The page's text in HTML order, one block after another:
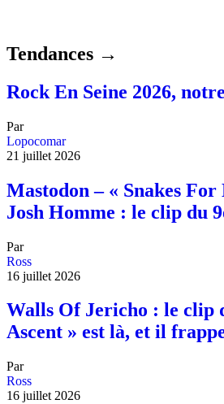
Tendances →
Rock En Seine 2026,
Par
Lopocomar
21 juillet 2026
Mastodon – « Snakes
Josh Homme : le clip du
Par
Ross
16 juillet 2026
Walls Of Jericho : le clip
Ascent » est là, et il
Par
Ross
16 juillet 2026